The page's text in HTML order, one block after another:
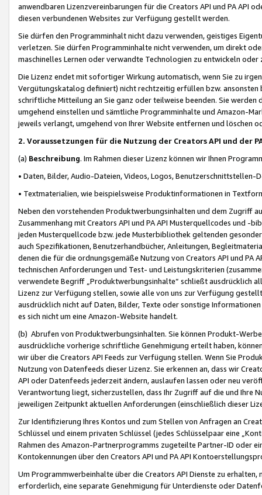
anwendbaren Lizenzvereinbarungen für die Creators API und PA API
diesen verbundenen Websites zur Verfügung gestellt werden.
Sie dürfen den Programminhalt nicht dazu verwenden, geistiges
verletzen. Sie dürfen Programminhalte nicht verwenden, um direkt
maschinelles Lernen oder verwandte Technologien zu entwickeln
Die Lizenz endet mit sofortiger Wirkung automatisch, wenn Sie zu
Vergütungskatalog definiert) nicht rechtzeitig erfüllen bzw. ansonsten
schriftliche Mitteilung an Sie ganz oder teilweise beenden. Sie werden
umgehend einstellen und sämtliche Programminhalte und Amazon-
jeweils verlangt, umgehend von Ihrer Website entfernen und löschen
2. Voraussetzungen für die Nutzung der Creators API und der
(a) Beschreibung. Im Rahmen dieser Lizenz können wir Ihnen
• Daten, Bilder, Audio-Dateien, Videos, Logos, Benutzerschnittstellen-
• Textmaterialien, wie beispielsweise Produktinformationen in
Neben den vorstehenden Produktwerbungsinhalten und dem Zugriff
Zusammenhang mit Creators API und PA API Musterquellcodes und
jeden Musterquellcode bzw. jede Musterbibliothek geltenden
auch Spezifikationen, Benutzerhandbücher, Anleitungen,
denen die für die ordnungsgemäße Nutzung von Creators API und PA
technischen Anforderungen und Test- und Leistungskriterien
verwendete Begriff „Produktwerbungsinhalte“ schließt ausdrücklich
Lizenz zur Verfügung stellen, sowie alle von uns zur Verfügung
ausdrücklich nicht auf Daten, Bilder, Texte oder sonstige
es sich nicht um eine Amazon-Website handelt.
(b) Abrufen von Produktwerbungsinhalten. Sie können Produkt-
ausdrückliche vorherige schriftliche Genehmigung erteilt haben,
wir über die Creators API Feeds zur Verfügung stellen. Wenn Sie
Nutzung von Datenfeeds dieser Lizenz. Sie erkennen an, dass wir
API oder Datenfeeds jederzeit ändern, auslaufen lassen oder neu
Verantwortung liegt, sicherzustellen, dass Ihr Zugriff auf die und Ihre
jeweiligen Zeitpunkt aktuellen Anforderungen (einschließlich dieser
Zur Identifizierung Ihres Kontos und zum Stellen von Anfragen an
Schlüssel und einem privaten Schlüssel (jedes Schlüsselpaar eine
Rahmen des Amazon-Partnerprogramms zugeteilte Partner-ID oder
Kontokennungen über den Creators API und PA API
Um Programmwerbeinhalte über die Creators API Dienste zu
erforderlich, eine separate Genehmigung für Unterdienste oder